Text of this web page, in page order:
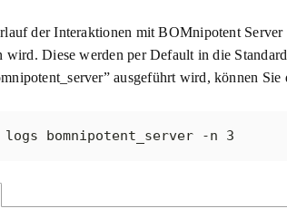
der Interaktionen mit BOMnipotent
wird. Diese werden per Default in die
ausgeführt wird, können
logs bomnipotent_server -n 3